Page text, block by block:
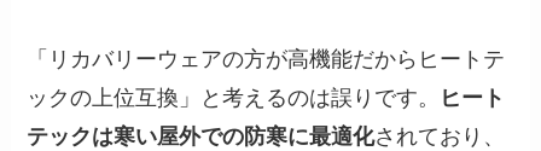
「リカバリーウェアの方が高機能だからヒートテ
ックの上位互換」と考えるのは誤りです。
ヒート
テックは寒い屋外での防寒に最適化されており、